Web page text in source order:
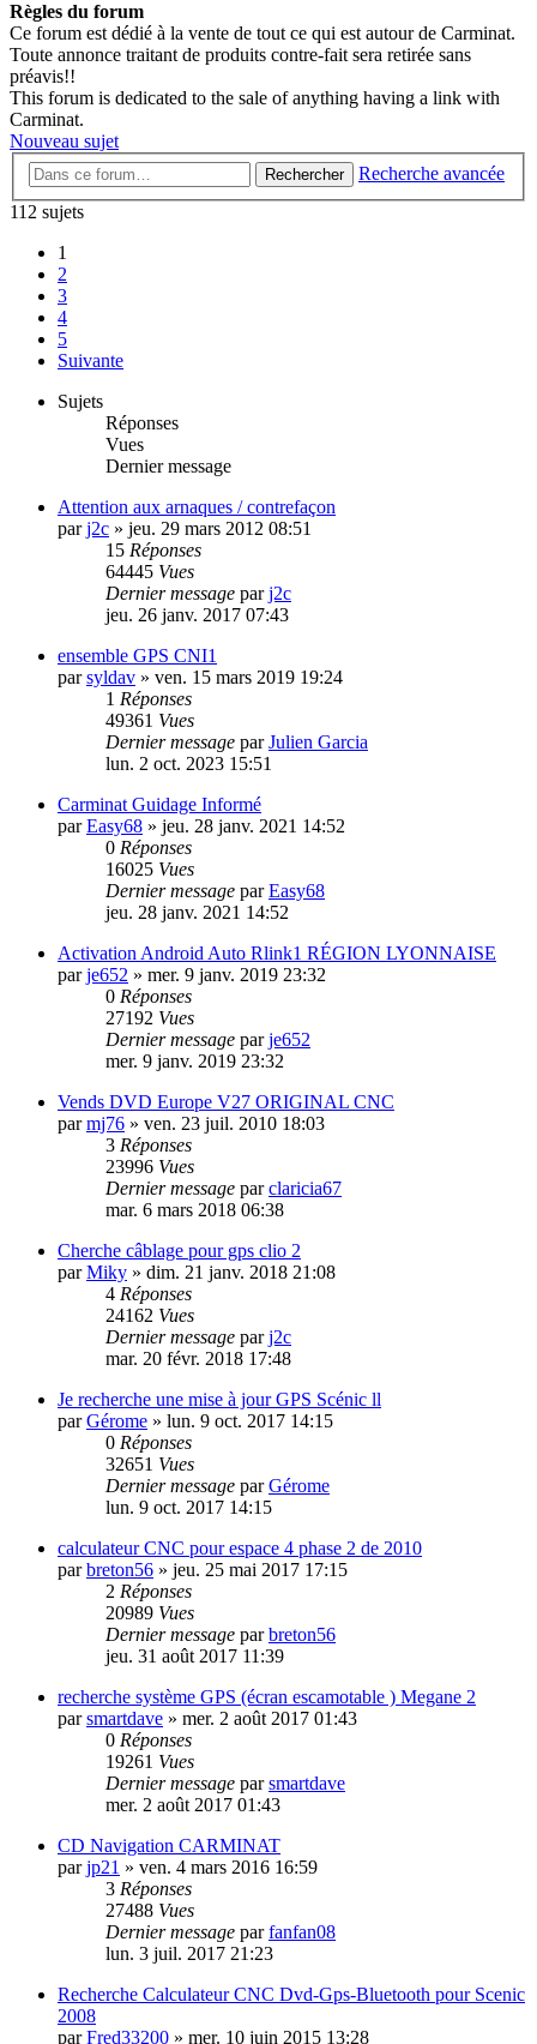
Règles du forum
Ce forum est dédié à la vente de tout ce qui est autour de Carminat.
Toute annonce traitant de produits contre-fait sera retirée sans
préavis!!
This forum is dedicated to the sale of anything having a link with
Carminat.
Nouveau sujet
Rechercher
Recherche avancée
112 sujets
1
2
3
4
5
Suivante
Sujets
Réponses
Vues
Dernier message
Attention aux arnaques / contrefaçon
parj2c » jeu. 29 mars 2012 08:51
15 Réponses
64445 Vues
Dernier message parj2c
jeu. 26 janv. 2017 07:43
ensemble GPS CNI1
parsyldav » ven. 15 mars 2019 19:24
1 Réponses
49361 Vues
Dernier message parJulien Garcia
lun. 2 oct. 2023 15:51
Carminat Guidage Informé
parEasy68 » jeu. 28 janv. 2021 14:52
0 Réponses
16025 Vues
Dernier message parEasy68
jeu. 28 janv. 2021 14:52
Activation Android Auto Rlink1 RÉGION LYONNAISE
parje652 » mer. 9 janv. 2019 23:32
0 Réponses
27192 Vues
Dernier message parje652
mer. 9 janv. 2019 23:32
Vends DVD Europe V27 ORIGINAL CNC
parmj76 » ven. 23 juil. 2010 18:03
3 Réponses
23996 Vues
Dernier message parclaricia67
mar. 6 mars 2018 06:38
Cherche câblage pour gps clio 2
parMiky » dim. 21 janv. 2018 21:08
4 Réponses
24162 Vues
Dernier message parj2c
mar. 20 févr. 2018 17:48
Je recherche une mise à jour GPS Scénic ll
parGérome » lun. 9 oct. 2017 14:15
0 Réponses
32651 Vues
Dernier message parGérome
lun. 9 oct. 2017 14:15
calculateur CNC pour espace 4 phase 2 de 2010
parbreton56 » jeu. 25 mai 2017 17:15
2 Réponses
20989 Vues
Dernier message parbreton56
jeu. 31 août 2017 11:39
recherche système GPS (écran escamotable ) Megane 2
parsmartdave » mer. 2 août 2017 01:43
0 Réponses
19261 Vues
Dernier message parsmartdave
mer. 2 août 2017 01:43
CD Navigation CARMINAT
parjp21 » ven. 4 mars 2016 16:59
3 Réponses
27488 Vues
Dernier message parfanfan08
lun. 3 juil. 2017 21:23
Recherche Calculateur CNC Dvd-Gps-Bluetooth pour Scenic
2008
parFred33200 » mer. 10 juin 2015 13:28